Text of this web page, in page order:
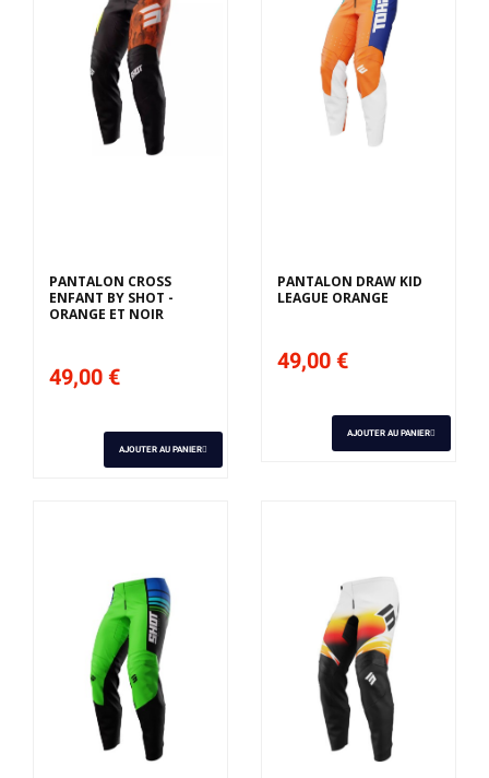
PANTALON CROSS
ENFANT BY SHOT -
ORANGE ET NOIR
49,00 €
AJOUTER AU PANIER
PANTALON DRAW KID
LEAGUE ORANGE
49,00 €
AJOUTER AU PANIER